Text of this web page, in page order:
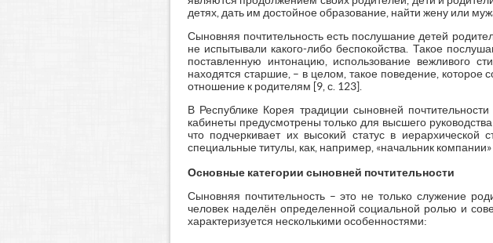
детях, дать им достойное образование, найти жену или
Сыновняя почтительность есть послушание детей
не испытывали какого-либо беспокойства. Такое
поставленную интонацию, использование вежливого
находятся старшие, – в целом, такое поведение, которое
отношение к родителям [9, с. 123].
В Республике Корея традиции сыновней
кабинеты предусмотрены только для высшего
что подчеркивает их высокий статус в иерархической
специальные титулы, как, например, «начальник
Основные категории сыновней почтительности
Сыновняя почтительность – это не только служение
человек наделён определенной социальной ролью и
характеризуется несколькими особенностями: